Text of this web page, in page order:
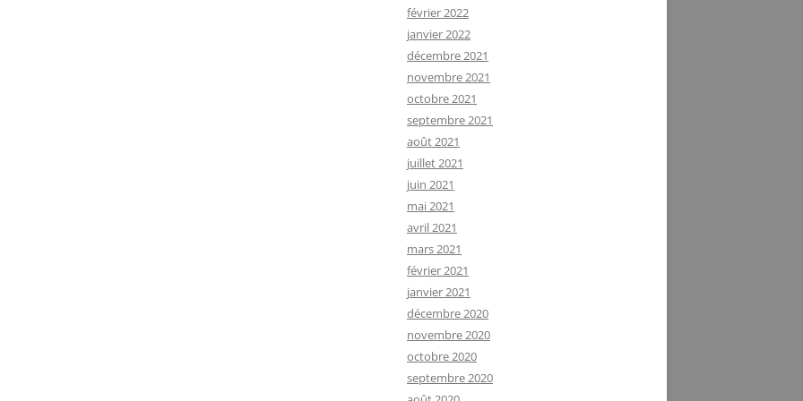
février 2022
janvier 2022
décembre 2021
novembre 2021
octobre 2021
septembre 2021
août 2021
juillet 2021
juin 2021
mai 2021
avril 2021
mars 2021
février 2021
janvier 2021
décembre 2020
novembre 2020
octobre 2020
septembre 2020